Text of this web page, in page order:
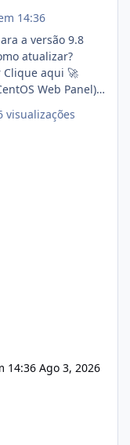
14:36
aqui 🚀
visualizações
14:36 Ago 3, 2026